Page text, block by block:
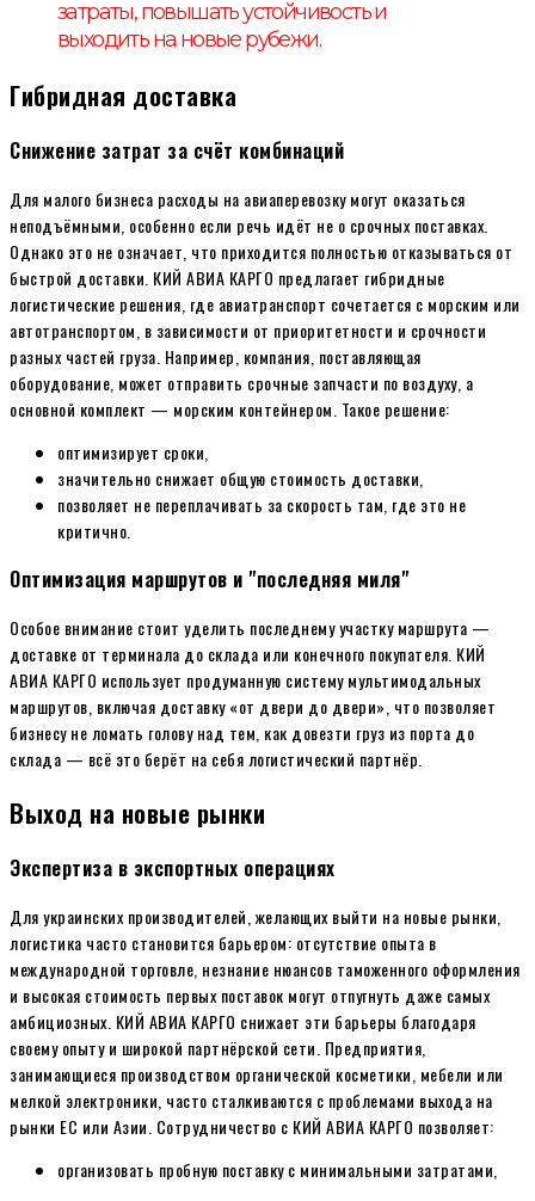
затраты, повышать устойчивость и
выходить на новые рубежи.
Гибридная доставка
Снижение затрат за счёт комбинаций
Для малого бизнеса расходы на авиаперевозку могут оказаться
неподъёмными, особенно если речь идёт не о срочных поставках.
Однако это не означает, что приходится полностью отказываться от
быстрой доставки. КИЙ АВИА КАРГО предлагает гибридные
логистические решения, где авиатранспорт сочетается с морским или
автотранспортом, в зависимости от приоритетности и срочности
разных частей груза. Например, компания, поставляющая
оборудование, может отправить срочные запчасти по воздуху, а
основной комплект — морским контейнером. Такое решение:
оптимизирует сроки,
значительно снижает общую стоимость доставки,
позволяет не переплачивать за скорость там, где это не
критично.
Оптимизация маршрутов и "последняя миля"
Особое внимание стоит уделить последнему участку маршрута —
доставке от терминала до склада или конечного покупателя. КИЙ
АВИА КАРГО использует продуманную систему мультимодальных
маршрутов, включая доставку «от двери до двери», что позволяет
бизнесу не ломать голову над тем, как довезти груз из порта до
склада — всё это берёт на себя логистический партнёр.
Выход на новые рынки
Экспертиза в экспортных операциях
Для украинских производителей, желающих выйти на новые рынки,
логистика часто становится барьером: отсутствие опыта в
международной торговле, незнание нюансов таможенного оформления
и высокая стоимость первых поставок могут отпугнуть даже самых
амбициозных. КИЙ АВИА КАРГО снижает эти барьеры благодаря
своему опыту и широкой партнёрской сети. Предприятия,
занимающиеся производством органической косметики, мебели или
мелкой электроники, часто сталкиваются с проблемами выхода на
рынки ЕС или Азии. Сотрудничество с КИЙ АВИА КАРГО позволяет:
организовать пробную поставку с минимальными затратами,